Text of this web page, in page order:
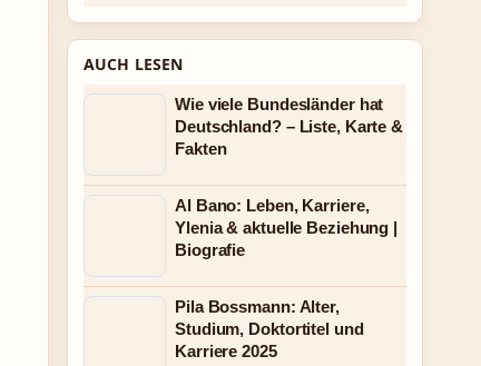
AUCH LESEN
Wie viele Bundesländer hat
Deutschland? – Liste, Karte &
Fakten
Al Bano: Leben, Karriere,
Ylenia & aktuelle Beziehung |
Biografie
Pila Bossmann: Alter,
Studium, Doktortitel und
Karriere 2025